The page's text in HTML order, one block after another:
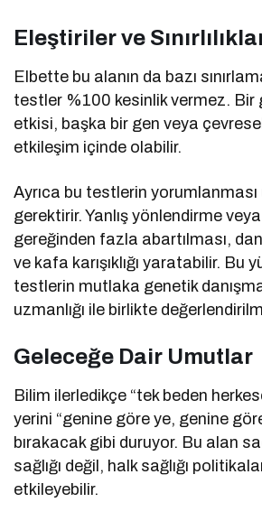
Eleştiriler ve
Elbette bu alanın da bazı
testler %100 kesinlik vermez. Bir
etkisi, başka bir gen veya
etkileşim içinde olabilir.
Ayrıca bu testlerin yorumlanması
gerektirir. Yanlış yönlendirme
gereğinden fazla abartılması,
ve kafa karışıklığı yaratabilir. Bu
testlerin mutlaka genetik
uzmanlığı ile birlikte
Geleceğe Dair Umutlar
Bilim ilerledikçe “tek beden
yerini “genine göre ye, genine
bırakacak gibi duruyor. Bu alan
sağlığı değil, halk sağlığı
etkileyebilir.